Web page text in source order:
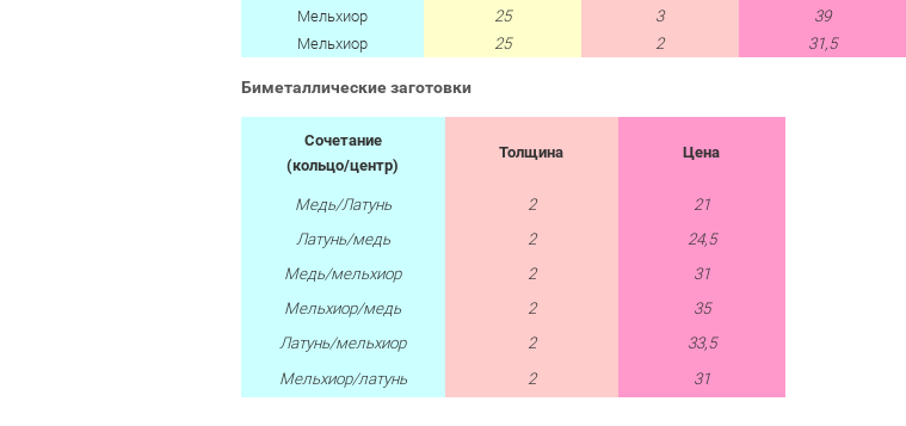
Мельхиор
25 3 39
Мельхиор
25 2 31,5
Биметаллические заготовки
Сочетание
(кольцо/центр)
Толщина Цена
Медь/Латунь 2
21
Латунь/медь
2
24,5
Медь/мельхиор
2
31
Мельхиор/медь
2
35
Латунь/мельхиор
2
33,5
Мельхиор/латунь
2 31